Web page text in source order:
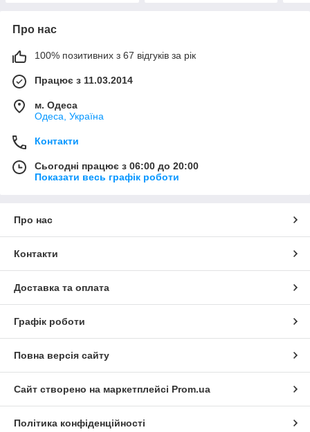
Про нас
100% позитивних з 67 відгуків за рік
Працює з 11.03.2014
м. Одеса
Одеса, Україна
Контакти
Сьогодні працює з 06:00 до 20:00
Показати весь графік роботи
Про нас
Контакти
Доставка та оплата
Графік роботи
Повна версія сайту
Сайт створено на маркетплейсі Prom.ua
Політика конфіденційності